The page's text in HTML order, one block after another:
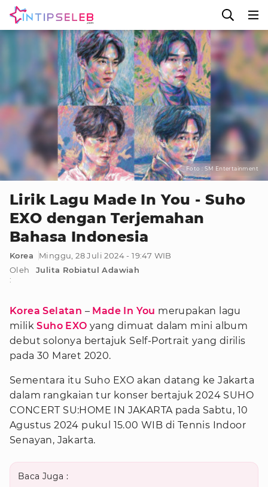
Foto : SM Entertainment
Lirik Lagu Made In You - Suho
EXO dengan Terjemahan
Bahasa Indonesia
Korea
Minggu, 28 Juli 2024 - 19:47 WIB
Oleh
:
Julita Robiatul Adawiah
Korea Selatan – Made In You merupakan lagu
milikSuho EXO yang dimuat dalam mini album
debut solonya bertajuk Self-Portrait yang dirilis
pada 30 Maret 2020.
Sementara itu Suho EXO akan datang ke Jakarta
dalam rangkaian tur konser bertajuk 2024 SUHO
CONCERT SU:HOME IN JAKARTA pada Sabtu, 10
Agustus 2024 pukul 15.00 WIB di Tennis Indoor
Senayan, Jakarta.
Baca Juga :